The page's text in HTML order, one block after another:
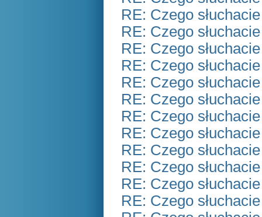
RE: Czego
RE: Czego
RE: Czego
RE: Czego
RE: Czego
RE: Czego
RE: Czego
RE: Czego
RE: Czego
RE: Czego
RE: Czego
RE: Czego